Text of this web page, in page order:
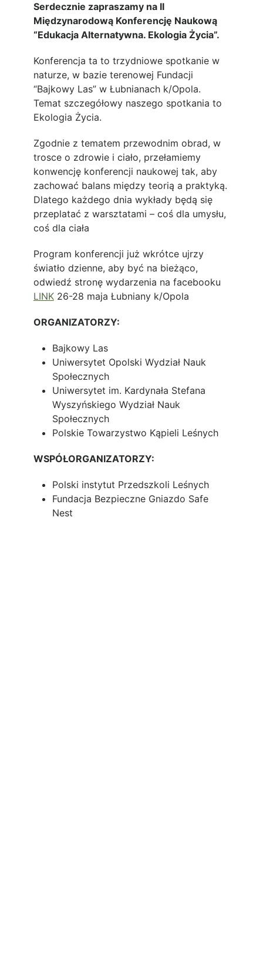
Aktualności
Dołącz do nas!
Członkostwo zwyczajne
Członkostwo wspierające
Regulamin Członkostwa
PTKLiTL
Stowarzyszenie
Misja i wizja
Kodeks Etyczny
Statut
Opinie i stanowiska
Definicje
Bibliografia
Przewodnicy i Wydarzenia
Mapa Przewodników i Przewodniczek
Kalendarz Kąpieli Leśnych
Serdecznie zapraszamy na II
Międzynarodową Konferencję Naukową
“Edukacja Alternatywna. Ekologia Życia”.
Konferencja ta to trzydniowe spotkanie w
naturze, w bazie terenowej Fundacji
“Bajkowy Las” w Łubnianach k/Opola.
Temat szczegółowy naszego spotkania to
Ekologia Życia.
Zgodnie z tematem przewodnim obrad, w
trosce o zdrowie i ciało, przełamiemy
konwencję konferencji naukowej tak, aby
zachować balans między teorią a praktyką.
Dlatego każdego dnia wykłady będą się
przeplatać z warsztatami – coś dla umysłu,
coś dla ciała
Program konferencji już wkrótce ujrzy
światło dzienne, aby być na bieżąco,
odwiedź stronę wydarzenia na facebooku
LINK26-28 maja Łubniany k/Opola
ORGANIZATORZY:
Bajkowy Las
Uniwersytet Opolski Wydział Nauk
Społecznych
Uniwersytet im. Kardynała Stefana
Wyszyńskiego Wydział Nauk
Społecznych
Polskie Towarzystwo Kąpieli Leśnych
WSPÓŁORGANIZATORZY:
Polski instytut Przedszkoli Leśnych
Fundacja Bezpieczne Gniazdo Safe
Nest